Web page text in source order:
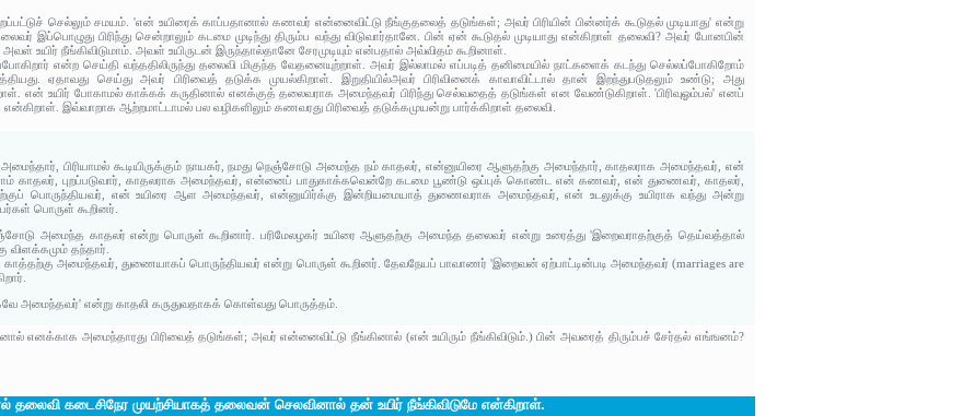
செல்லும் சமயம். 'என் உயிரைக் காப்பதானால் கணவர் என்னைவிட்டு நீங்குதலைத் தடுங்கள்; அவர் பிரியின் பின்னர்க் கூடுதல் முடியாது' என்று
இப்பொழுது பிரிந்து சென்றாலும் கடமை முடிந்து திரும்ப வந்து விடுவார்தானே. பின் ஏன் கூடுதல் முடியாது என்கிறாள் தலைவி? அவர் போனபின்
உயிர் நீங்கிவிடுமாம். அவள் உயிருடன் இருந்தால்தானே சேரமுடியும் என்பதால் அவ்விதம் கூறினாள்.
என்ற செய்தி வந்ததிலிருந்து தலைவி மிகுந்த வேதனையுற்றாள். அவர் இல்லாமல் எப்படித் தனிமையில் நாட்களைக் கடந்து செல்லப்போகிறோம்
ஏதாவது செய்து அவர் பிரிவைத் தடுக்க முயல்கிறாள். இறுதியில்அவர் பிரிவினைக் காவாவிட்டால் தான் இறந்துபடுதலும் உண்டு; அது
என் உயிர் போகாமல் காக்கக் கருதினால் எனக்குத் தலைவராக அமைந்தவர் பிரிந்து செல்வதைத் தடுங்கள் என வேண்டுகிறாள். 'பிரிவுஓம்பல்' எனப்
இவ்வாறாக ஆற்றமாட்டாமல் பல வழிகளிலும் கணவரது பிரிவைத் தடுக்கமுயன்று பார்க்கிறாள் தலைவி.
பிரியாமல் கூடியிருக்கும் நாயகர், நமது நெஞ்சோடு அமைந்த நம் காதலர், என்னுயிரை ஆளுதற்கு அமைந்தார், காதலராக அமைந்தவர், என்
காதலர், புறப்படுவார், காதலராக அமைந்தவர், என்னைப் பாதுகாக்கவென்றே கடமை பூண்டு ஒப்புக் கொண்ட என் கணவர், என் துணைவர், காதலர்,
பொருந்தியவர், என் உயிரை ஆள அமைந்தவர், என்னுயிர்க்கு இன்றியமையாத் துணைவராக அமைந்தவர், என் உடலுக்கு உயிராக வந்து அன்று
பொருள் கூறினர்.
அமைந்த காதலர் என்று பொருள் கூறினார். பரிமேலழகர் உயிரை ஆளுதற்கு அமைந்த தலைவர் என்று உரைத்து 'இறைவராதற்குத் தெய்வத்தால்
விளக்கமும் தந்தார்.
அமைந்தவர், துணையாகப் பொருந்தியவர் என்று பொருள் கூறினர். தேவநேயப் பாவாணர் 'இறைவன் ஏற்பாட்டின்படி அமைந்தவர் (marriages are
அமைந்தவர்' என்று காதலி கருதுவதாகக் கொள்வது பொருத்தம்.
எனக்காக அமைந்தாரது பிரிவைத் தடுங்கள்; அவர் என்னைவிட்டு நீங்கினால் (என் உயிரும் நீங்கிவிடும்.) பின் அவரைத் திரும்பச் சேர்தல் எங்ஙனம்?
தலைவி கடைசிநேர முயற்சியாகத் தலைவன் செலவினால் தன் உயிர் நீங்கிவிடுமே என்கிறாள்.